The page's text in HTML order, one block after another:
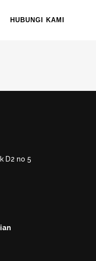
HUBUNGI KAMI
D2 no 5